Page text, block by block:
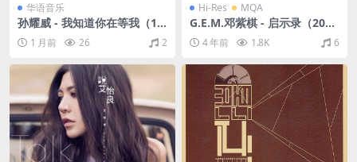
华语音乐
孙耀威 - 我知道你在等我（19
93/FLAC/分轨/263M）
1 月前 26 2
Hi-Res MQA
G.E.M.邓紫棋 - 启示录（202
2/FLAC/分轨/669M）(MQA/
24bit/48kHz)
4 年前 1.8K 6